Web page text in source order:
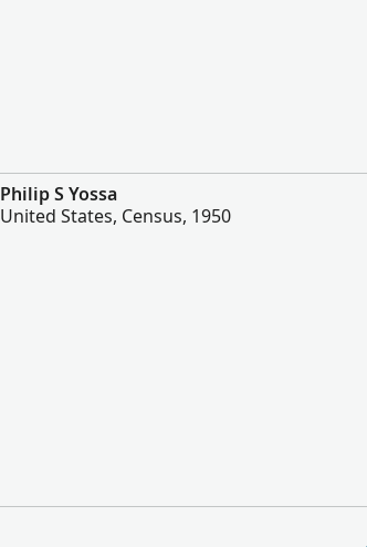
Philip S Yossa
United States, Census, 1950